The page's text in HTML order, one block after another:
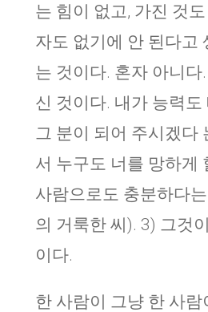
는 힘이 없고, 가진 것
자도 없기에 안 된다고
는 것이다. 혼자 아니
신 것이다. 내가 능력도
그 분이 되어 주시겠다
서 누구도 너를 망하게
사람으로도 충분하다
의 거룩한 씨). 3) 그것
이다.
한 사람이 그냥 한 사